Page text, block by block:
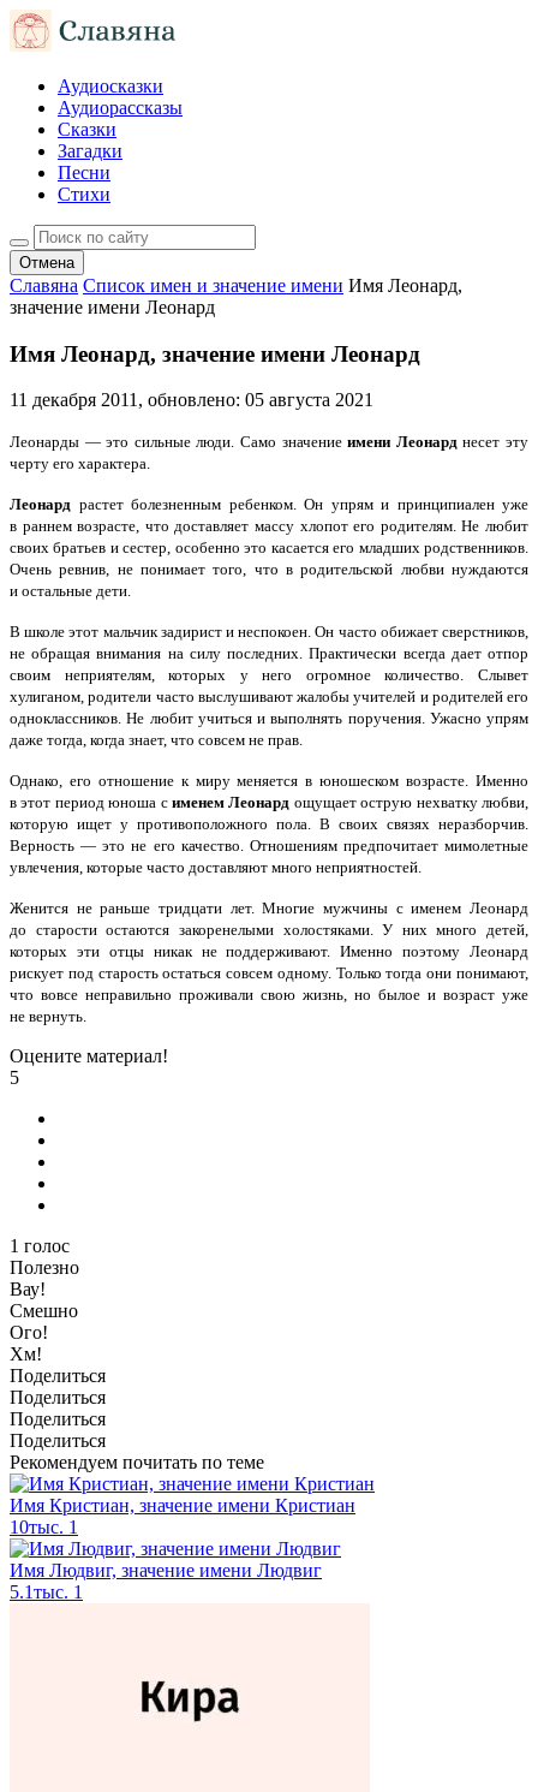
Аудиосказки
Аудиорассказы
Сказки
Загадки
Песни
Стихи
Отмена
Славяна Список имен и значение имени Имя Леонард,
значение имени Леонард
Имя Леонард, значение имени Леонард
11 декабря 2011, обновлено: 05 августа 2021
Леонарды — это сильные люди. Само значениеимени Леонарднесет эту
черту его характера.
Леонард растет болезненным ребенком. Он упрям и принципиален уже
в раннем возрасте, что доставляет массу хлопот его родителям. Не любит
своих братьев и сестер, особенно это касается его младших родственников.
Очень ревнив, не понимает того, что в родительской любви нуждаются
и остальные дети.
В школе этот мальчик задирист и неспокоен. Он часто обижает сверстников,
не обращая внимания на силу последних. Практически всегда дает отпор
своим неприятелям, которых у него огромное количество. Слывет
хулиганом, родители часто выслушивают жалобы учителей и родителей его
одноклассников. Не любит учиться и выполнять поручения. Ужасно упрям
даже тогда, когда знает, что совсем не прав.
Однако, его отношение к миру меняется в юношеском возрасте. Именно
в этот период юноша с именем Леонард ощущает острую нехватку любви,
которую ищет у противоположного пола. В своих связях неразборчив.
Верность — это не его качество. Отношениям предпочитает мимолетные
увлечения, которые часто доставляют много неприятностей.
Женится не раньше тридцати лет. Многие мужчины с именем Леонард
до старости остаются закоренелыми холостяками. У них много детей,
которых эти отцы никак не поддерживают. Именно поэтому Леонард
рискует под старость остаться совсем одному. Только тогда они понимают,
что вовсе неправильно проживали свою жизнь, но былое и возраст уже
не вернуть.
Оцените материал!
5
1 голос
Полезно
Вау!
Смешно
Ого!
Хм!
Поделиться
Поделиться
Поделиться
Поделиться
Рекомендуем почитать по теме
Имя Кристиан, значение имени Кристиан
10тыс. 1
Имя Людвиг, значение имени Людвиг
5.1тыс. 1